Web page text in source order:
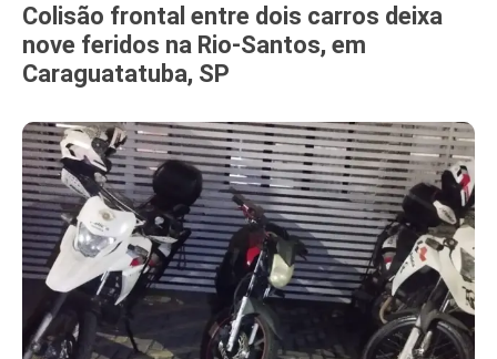
Colisão frontal entre dois carros deixa
nove feridos na Rio-Santos, em
Caraguatatuba, SP